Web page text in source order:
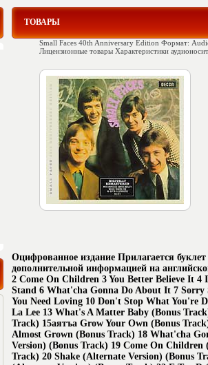
ТОВАРЫ
Small Faces 40th Anniversary Edition Формат:
Лицензионные товары Характеристики
Оцифрованное издание Прилагается
дополнительной информацией на
2 Come On Children 3 You Better Believe It 4
Stand 6 What'cha Gonna Do About It 7 Sorry
You Need Loving 10 Don't Stop What You're
La Lee 13 What's A Matter Baby (Bonus
Track) 15аятъа Grow Your Own (Bonus
Almost Grown (Bonus Track) 18 What'cha
Version) (Bonus Track) 19 Come On Children
Track) 20 Shake (Alternate Version) (Bonus